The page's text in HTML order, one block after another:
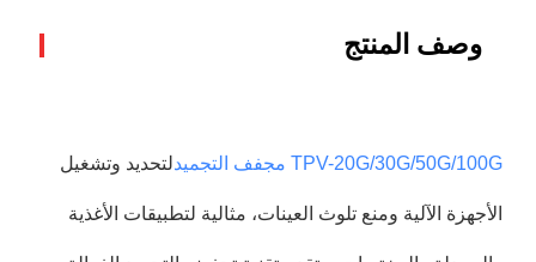
وصف المنتج
TPV-20G/30G/50G/100G مجفف التجميد لتحديد وتشغيل
الأجهزة الآلية ومنع تلوث العينات، مثالية لتطبيقات الأغذية